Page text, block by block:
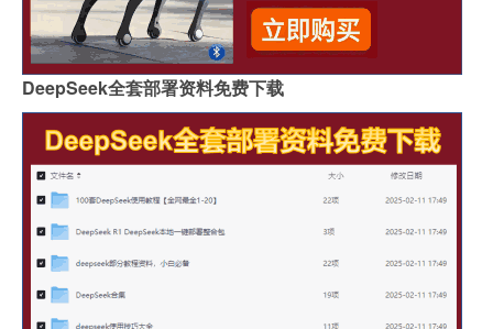
DeepSeek全套部署资料免费下载